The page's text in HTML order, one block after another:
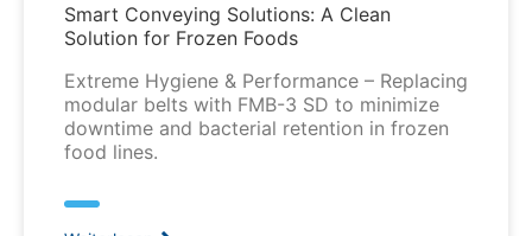
Smart Conveying Solutions: A Clean
Solution for Frozen Foods
Extreme Hygiene & Performance – Replacing
modular belts with FMB-3 SD to minimize
downtime and bacterial retention in frozen
food lines.